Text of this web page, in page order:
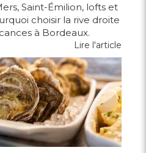
Saint-Émilion, lofts et
choisir la rive droite
à Bordeaux.
Lire l'article